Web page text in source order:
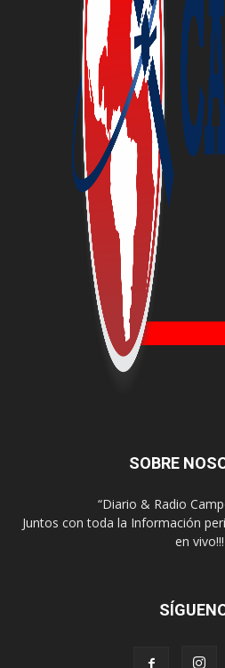
SOBRE
“Diario & Radio
Juntos con toda la Información
en vivo!!!